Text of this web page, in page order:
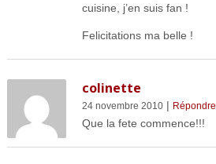
cuisine, j’en suis fan !
Felicitations ma belle !
colinette
24 novembre 2010| Répondre
Que la fete commence!!!